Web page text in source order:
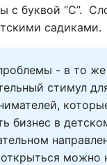
с буквой “С”.
садиками.
- в то
стимул
бизнес в
можно